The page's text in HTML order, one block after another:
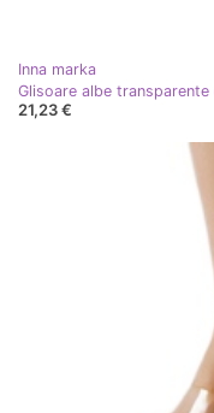
Inna marka
Glisoare albe
21,23 €